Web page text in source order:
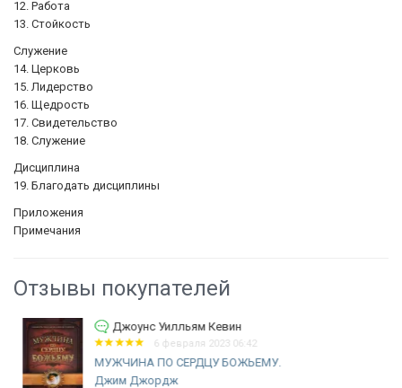
12. Работа
13. Стойкость
Служение
14. Церковь
15. Лидерство
16. Щедрость
17. Свидетельство
18. Служение
Дисциплина
19. Благодать дисциплины
Приложения
Примечания
Отзывы покупателей
Джоунс Уилльям Кевин
6 февраля 2023 06:42
МУЖЧИНА ПО СЕРДЦУ БОЖЬЕМУ.
Джим Джордж